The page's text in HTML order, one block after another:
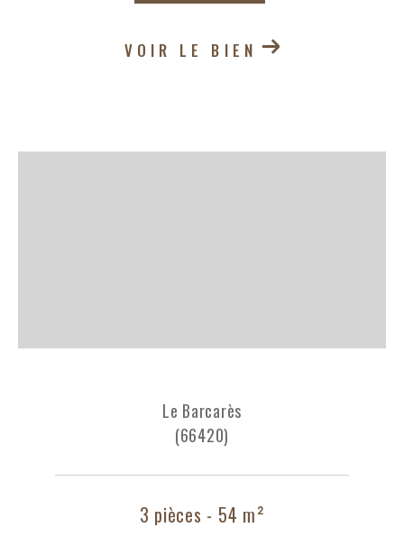
VOIR LE BIEN
Le Barcarès
(66420)
3 pièces - 54 m²